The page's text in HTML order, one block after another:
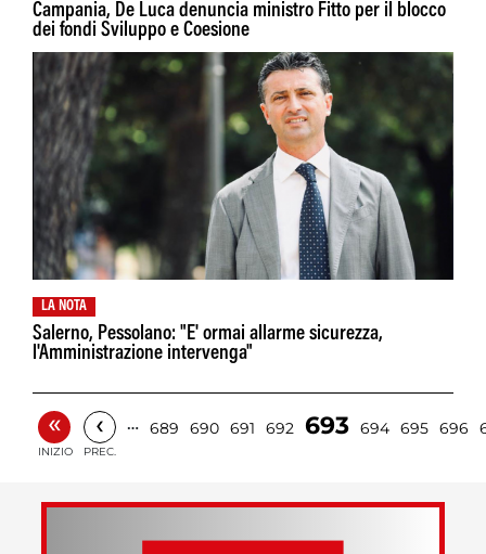
Campania, De Luca denuncia ministro Fitto per il blocco
dei fondi Sviluppo e Coesione
LA NOTA
Salerno, Pessolano: "E' ormai allarme sicurezza,
l'Amministrazione intervenga"
«
INIZIO
‹
PREC.
… 689 690 691 692 693 694 695 696